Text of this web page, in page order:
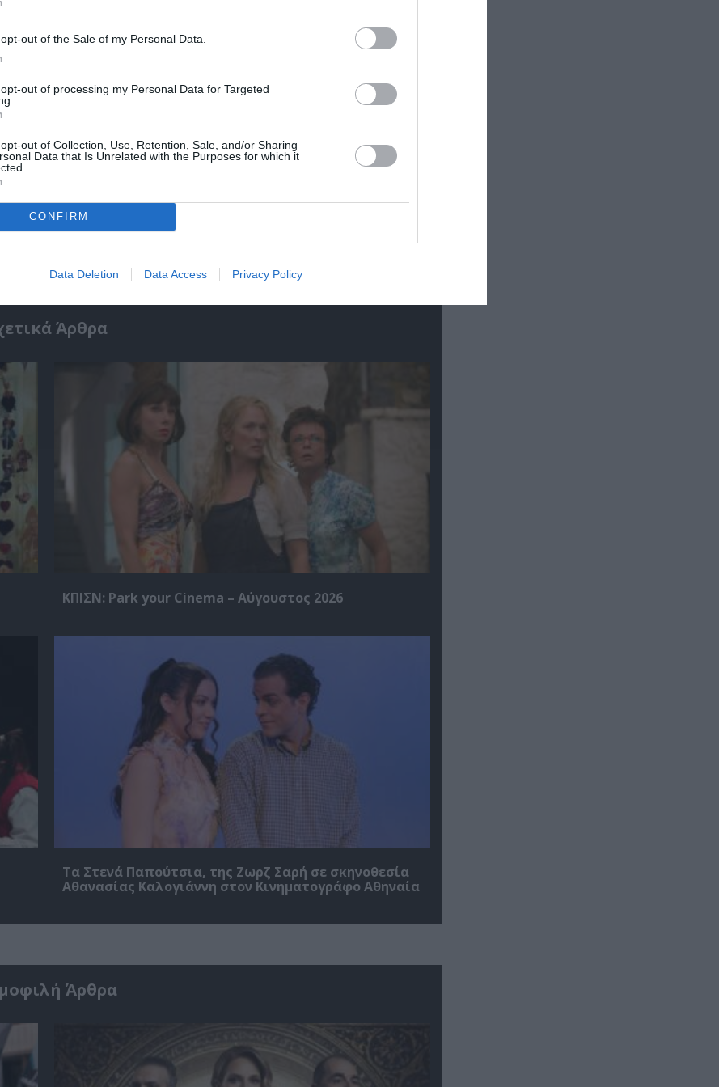
out of the Sale of my Personal Data.
out of processing my Personal Data for Targeted
out of Collection, Use, Retention, Sale, and/or Sharing
Data that Is Unrelated with the Purposes for which it
CONFIRM
Data Deletion Data Access Privacy Policy
ΣΕΜΙΝΑΡΙΑ – ΣΥΝΕΔΡΙΑ
τον Πολιτισμό!
το Culturenow.gr
Άρθρα
ΚΠΙΣΝ: Park your Cinema – Αύγουστος 2026
Τα Στενά Παπούτσια, της Ζωρζ Σαρή σε σκηνοθεσία
Αθανασίας Καλογιάννη στον Κινηματογράφο Αθηναία
Άρθρα